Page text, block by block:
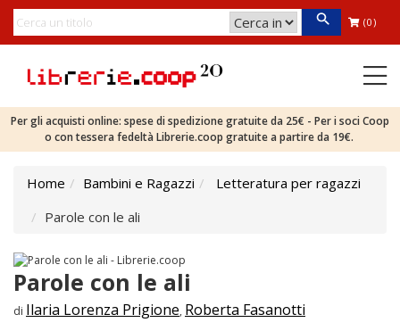
(0)
Per gli acquisti online: spese di spedizione gratuite da 25€ - Per i soci Coop
o con tessera fedeltà Librerie.coop gratuite a partire da 19€.
Home Bambini e Ragazzi
Letteratura per ragazzi
Parole con le ali
Parole con le ali
di Ilaria Lorenza Prigione, Roberta Fasanotti